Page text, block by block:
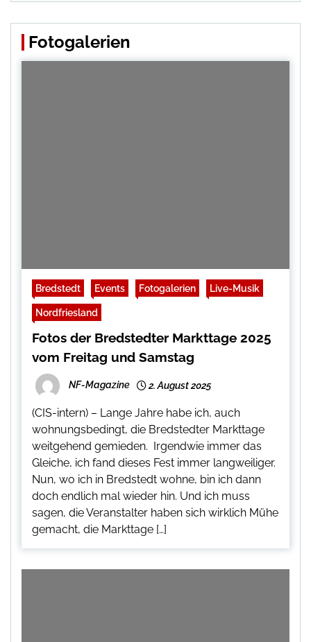
Fotogalerien
Bredstedt Events Fotogalerien Live-Musik
Nordfriesland
Fotos der Bredstedter Markttage 2025
vom Freitag und Samstag
NF-Magazine 2. August 2025
(CIS-intern) – Lange Jahre habe ich, auch
wohnungsbedingt, die Bredstedter Markttage
weitgehend gemieden. Irgendwie immer das
Gleiche, ich fand dieses Fest immer langweiliger.
Nun, wo ich in Bredstedt wohne, bin ich dann
doch endlich mal wieder hin. Und ich muss
sagen, die Veranstalter haben sich wirklich Mühe
gemacht, die Markttage […]